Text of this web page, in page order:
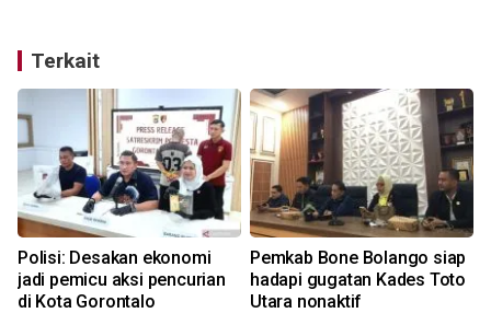
Terkait
Polisi: Desakan ekonomi
jadi pemicu aksi pencurian
di Kota Gorontalo
Pemkab Bone Bolango siap
hadapi gugatan Kades Toto
Utara nonaktif